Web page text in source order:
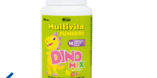
Uutuustuote